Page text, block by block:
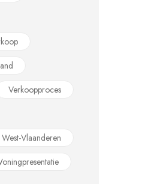
Verkoopproces
West-Vlaanderen